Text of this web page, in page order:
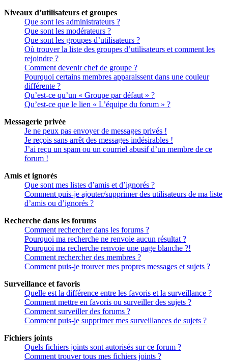
Niveaux d’utilisateurs et groupes
Que sont les administrateurs ?
Que sont les modérateurs ?
Que sont les groupes d’utilisateurs ?
Où trouver la liste des groupes d’utilisateurs et comment les
rejoindre ?
Comment devenir chef de groupe ?
Pourquoi certains membres apparaissent dans une couleur
différente ?
Qu’est-ce qu’un « Groupe par défaut » ?
Qu’est-ce que le lien « L’équipe du forum » ?
Messagerie privée
Je ne peux pas envoyer de messages privés !
Je reçois sans arrêt des messages indésirables !
J’ai reçu un spam ou un courriel abusif d’un membre de ce
forum !
Amis et ignorés
Que sont mes listes d’amis et d’ignorés ?
Comment puis-je ajouter/supprimer des utilisateurs de ma liste
d’amis ou d’ignorés ?
Recherche dans les forums
Comment rechercher dans les forums ?
Pourquoi ma recherche ne renvoie aucun résultat ?
Pourquoi ma recherche renvoie une page blanche ?!
Comment rechercher des membres ?
Comment puis-je trouver mes propres messages et sujets ?
Surveillance et favoris
Quelle est la différence entre les favoris et la surveillance ?
Comment mettre en favoris ou surveiller des sujets ?
Comment surveiller des forums ?
Comment puis-je supprimer mes surveillances de sujets ?
Fichiers joints
Quels fichiers joints sont autorisés sur ce forum ?
Comment trouver tous mes fichiers joints ?